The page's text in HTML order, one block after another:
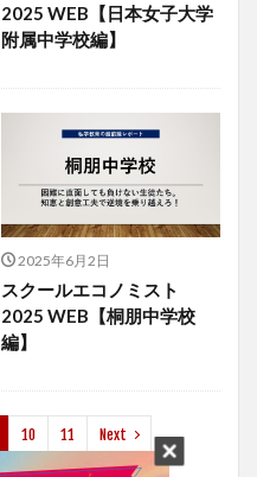
2025 WEB【日本女子大学
附属中学校編】
2025年6月2日
スクールエコノミスト
2025 WEB【桐朋中学校
編】
10 11 Next